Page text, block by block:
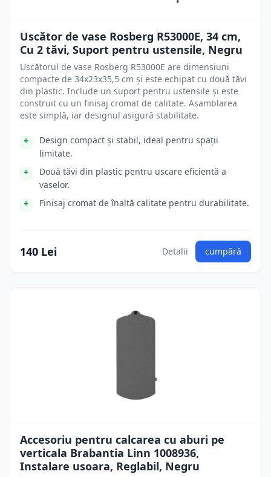
Uscător de vase Rosberg R53000E, 34 cm,
Cu 2 tăvi, Suport pentru ustensile, Negru
Uscătorul de vase Rosberg R53000E are dimensiuni
compacte de 34x23x35,5 cm și este echipat cu două tăvi
din plastic. Include un suport pentru ustensile și este
construit cu un finisaj cromat de calitate. Asamblarea
este simplă, iar designul asigură stabilitate.
Design compact și stabil, ideal pentru spații
limitate.
Două tăvi din plastic pentru uscare eficientă a
vaselor.
Finisaj cromat de înaltă calitate pentru durabilitate.
140 Lei Detalii cumpără
Accesoriu pentru calcarea cu aburi pe
verticala Brabantia Linn 1008936,
Instalare usoara, Reglabil, Negru